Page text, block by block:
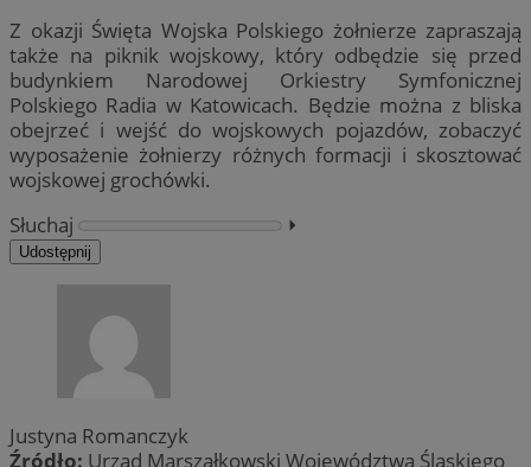
Z okazji Święta Wojska Polskiego żołnierze zapraszają
także na piknik wojskowy, który odbędzie się przed
budynkiem Narodowej Orkiestry Symfonicznej
Polskiego Radia w Katowicach. Będzie można z bliska
obejrzeć i wejść do wojskowych pojazdów, zobaczyć
wyposażenie żołnierzy różnych formacji i skosztować
wojskowej grochówki.
Słuchaj
⏵︎
Udostępnij
Justyna Romanczyk
Źródło: Urząd Marszałkowski Województwa Śląskiego